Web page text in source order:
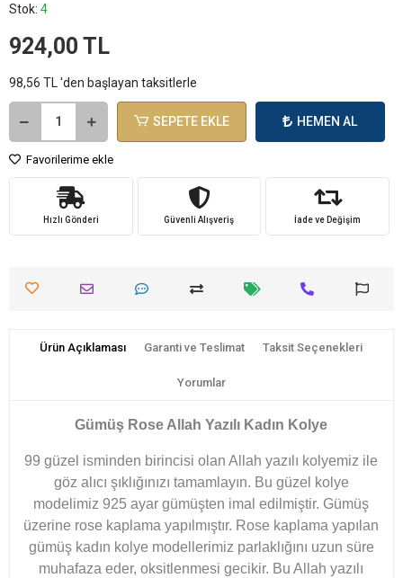
Stok: 4
924,00 TL
98,56 TL 'den başlayan taksitlerle
SEPETE EKLE HEMEN AL
Favorilerime ekle
Hızlı Gönderi Güvenli Alışveriş İade ve Değişim
Ürün Açıklaması Garanti ve Teslimat Taksit Seçenekleri
Yorumlar
Gümüş Rose Allah Yazılı Kadın Kolye
99 güzel isminden birincisi olan Allah yazılı kolyemiz ile
göz alıcı şıklığınızı tamamlayın. Bu güzel kolye
modelimiz 925 ayar gümüşten imal edilmiştir. Gümüş
üzerine rose kaplama yapılmıştır. Rose kaplama yapılan
gümüş kadın kolye modellerimiz parlaklığını uzun süre
muhafaza eder, oksitlenmesi gecikir. Bu Allah yazılı